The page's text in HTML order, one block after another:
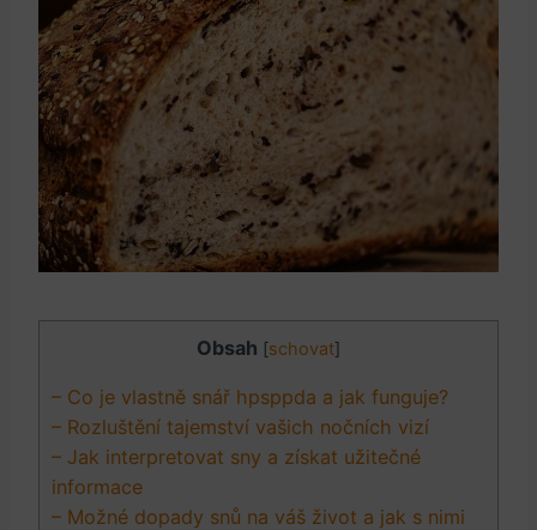
Obsah [schovat]
– Co je vlastně snář hpsppda a jak funguje?
– Rozluštění tajemství vašich nočních vizí
– Jak interpretovat sny a získat užitečné
informace
– Možné dopady snů na váš život a jak s nimi